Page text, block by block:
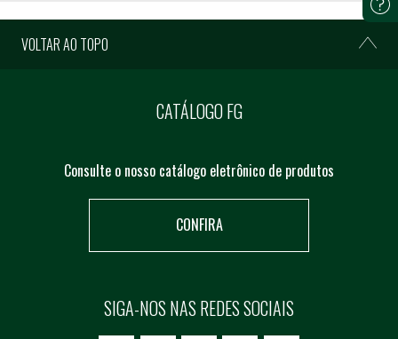
VOLTAR AO TOPO
CATÁLOGO FG
Consulte o nosso catálogo eletrônico de produtos
CONFIRA
SIGA-NOS NAS REDES SOCIAIS